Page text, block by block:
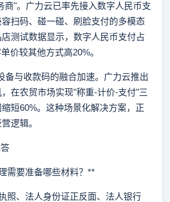
商"。广力云已率先接入数字人民币支
扫码、碰一碰、刷脸支付的多模态
测试数据显示，数字人民币支付占
价较其他方式高20%。
与收款码的融合加速。广力云推出
在农贸市场实现"称重-计价-支付"三
短60%。这种场景化解决方案，正
逻辑。
要准备哪些材料？**
、法人身份证正反面、法人银行